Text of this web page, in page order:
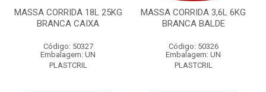
MASSA CORRIDA 18L 25KG
BRANCA CAIXA
Código: 50327
Embalagem: UN
PLASTCRIL
MASSA CORRIDA 3,6L 6KG
BRANCA BALDE
Código: 50326
Embalagem: UN
PLASTCRIL